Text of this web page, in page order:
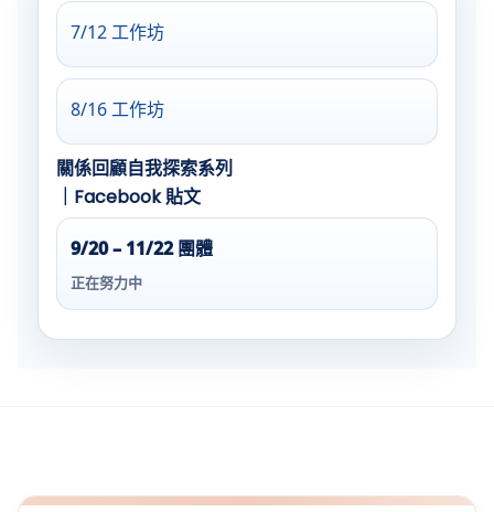
7/12 工作坊
8/16 工作坊
關係回顧自我探索系列
｜Facebook 貼文
9/20 – 11/22 團體
正在努力中